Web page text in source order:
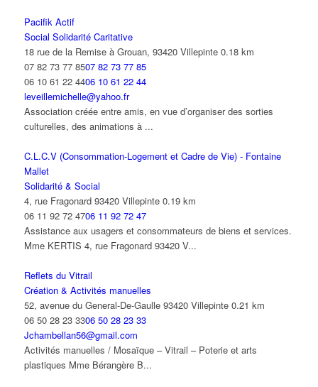
Pacifik Actif
Social Solidarité Caritative
18 rue de la Remise à Grouan, 93420 Villepinte 0.18 km
07 82 73 77 8507 82 73 77 85
06 10 61 22 4406 10 61 22 44
leveillemichelle@yahoo.fr
Association créée entre amis, en vue d’organiser des sorties
culturelles, des animations à ...
C.L.C.V (Consommation-Logement et Cadre de Vie) - Fontaine
Mallet
Solidarité & Social
4, rue Fragonard 93420 Villepinte 0.19 km
06 11 92 72 4706 11 92 72 47
Assistance aux usagers et consommateurs de biens et services.
Mme KERTIS 4, rue Fragonard 93420 V...
Reflets du Vitrail
Création & Activités manuelles
52, avenue du General-De-Gaulle 93420 Villepinte 0.21 km
06 50 28 23 3306 50 28 23 33
Jchambellan56@gmail.com
Activités manuelles / Mosaïque – Vitrail – Poterie et arts
plastiques Mme Bérangère B...